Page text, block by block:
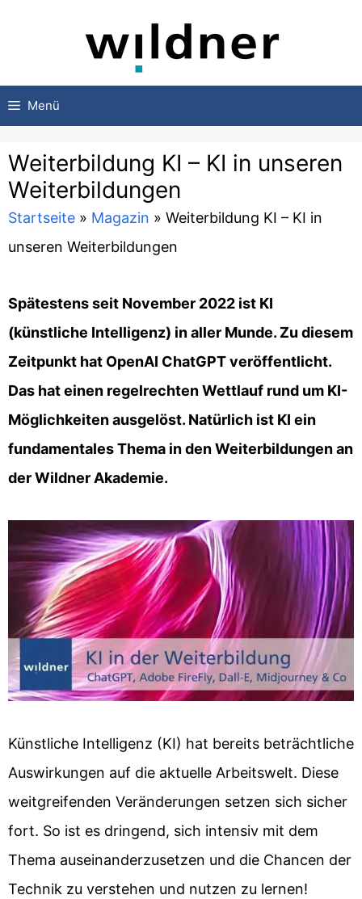
Menü
Weiterbildung KI – KI in unseren
Weiterbildungen
Startseite » Magazin » Weiterbildung KI – KI in
unseren Weiterbildungen
Spätestens seit November 2022 ist KI
(künstliche Intelligenz) in aller Munde. Zu diesem
Zeitpunkt hat OpenAI ChatGPT veröffentlicht.
Das hat einen regelrechten Wettlauf rund um KI-
Möglichkeiten ausgelöst. Natürlich ist KI ein
fundamentales Thema in den Weiterbildungen an
der Wildner Akademie.
Künstliche Intelligenz (KI) hat bereits beträchtliche
Auswirkungen auf die aktuelle Arbeitswelt. Diese
weitgreifenden Veränderungen setzen sich sicher
fort. So ist es dringend, sich intensiv mit dem
Thema auseinanderzusetzen und die Chancen der
Technik zu verstehen und nutzen zu lernen!